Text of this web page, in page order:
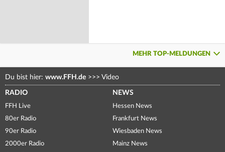
MEHR TOP-MELDUNGEN
Du bist hier: www.FFH.de >>> Video
RADIO
FFH Live
80er Radio
90er Radio
2000er Radio
NEWS
Hessen News
Frankfurt News
Wiesbaden News
Mainz News